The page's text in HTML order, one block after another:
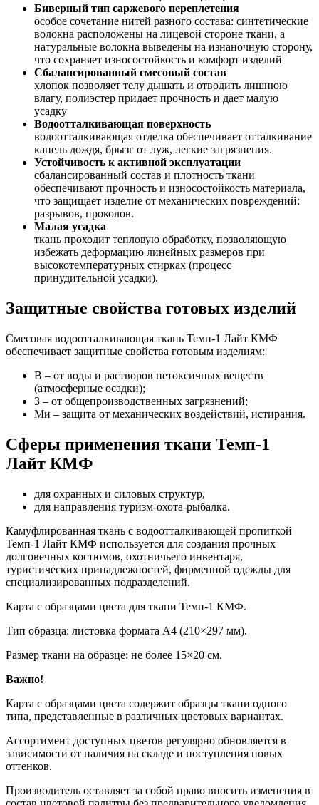
Биверный тип саржевого переплетения
особое сочетание нитей разного состава: синтетические
волокна расположены на лицевой стороне ткани, а
натуральные волокна выведены на изнаночную сторону,
что сохраняет износостойкость и комфорт изделий
Сбалансированный смесовый состав
хлопок позволяет телу дышать и отводить лишнюю
влагу, полиэстер придает прочность и дает малую
усадку
Водоотталкивающая поверхность
водоотталкивающая отделка обеспечивает отталкивание
капель дождя, брызг от луж, легкие загрязнения.
Устойчивость к активной эксплуатации
сбалансированный состав и плотность ткани
обеспечивают прочность и износостойкость материала,
что защищает изделие от механических повреждений:
разрывов, проколов.
Малая усадка
ткань проходит тепловую обработку, позволяющую
избежать деформацию линейных размеров при
высокотемпературных стирках (процесс
принудительной усадки).
Защитные свойства готовых изделий
Смесовая водоотталкивающая ткань Темп-1 Лайт КМФ
обеспечивает защитные свойства готовым изделиям:
В – от воды и растворов нетоксичных веществ
(атмосферные осадки);
З – от общепроизводственных загрязнений;
Ми – защита от механических воздействий, истирания.
Сферы применения ткани Темп-1
Лайт КМФ
для охранных и силовых структур,
для направления туризм-охота-рыбалка.
Камуфлированная ткань с водоотталкивающей пропиткой
Темп-1 Лайт КМФ используется для создания прочных
долговечных костюмов, охотничьего инвентаря,
туристических принадлежностей, фирменной одежды для
специализированных подразделений.
Карта с образцами цвета для ткани Темп-1 КМФ.
Тип образца: листовка формата А4 (210×297 мм).
Размер ткани на образце: не более 15×20 см.
Важно!
Карта с образцами цвета содержит образцы ткани одного
типа, представленные в различных цветовых вариантах.
Ассортимент доступных цветов регулярно обновляется в
зависимости от наличия на складе и поступления новых
оттенков.
Производитель оставляет за собой право вносить изменения в